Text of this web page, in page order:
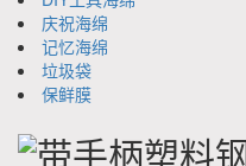
庆祝海绵
记忆海绵
垃圾袋
保鲜膜